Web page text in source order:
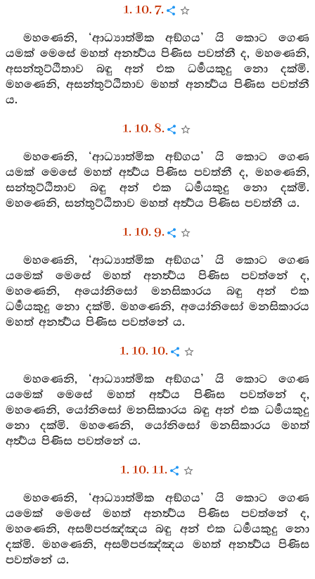
1. 10. 7.
මහණෙනි, ‘ආධ්‍යාත්මික අඞ්ගය’ යි කොට ගෙණ
යමක් මෙසේ මහත් අනර්‍ත්‍ථය පිණිස පවත්නී ද, මහණෙනි,
අසන්තුට්ඨිතාව බඳු අන් එක ධර්‍මයකුදු නො දක්මි.
මහණෙනි, අසන්තුට්ඨිතාව මහත් අනර්‍ත්‍ථය පිණිස පවත්නී
ය.
1. 10. 8.
මහණෙනි, ‘ආධ්‍යාත්මික අඞ්ගය’ යි කොට ගෙණ
යමක් මෙසේ මහත් අර්‍ත්‍ථය පිණිස පවත්නී ද, මහණෙනි,
සන්තුට්ඨිතාව බඳු අන් එක ධර්‍මයකුදු නො දක්මි.
මහණෙනි, සන්තුට්ඨිතාව මහත් අර්‍ත්‍ථය පිණිස පවත්නී ය.
1. 10. 9.
මහණෙනි, ‘ආධ්‍යාත්මික අඞ්ගය’ යි කොට ගෙණ
යමෙක් මෙසේ මහත් අනර්‍ත්‍ථය පිණිස පවත්නේ ද,
මහණෙනි, අයෝනිසෝ මනසිකාරය බඳු අන් එක
ධර්‍මයකුදු නො දක්මි. මහණෙනි, අයෝනිසෝ මනසිකාරය
මහත් අනර්‍ත්‍ථය පිණිස පවත්නේ ය.
1. 10. 10.
මහණෙනි, ‘ආධ්‍යාත්මික අඞ්ගය’ යි කොට ගෙණ
යමෙක් මෙසේ මහත් අර්‍ත්‍ථය පිණිස පවත්නේ ද,
මහණෙනි, යෝනිසෝ මනසිකාරය බඳු අන් එක ධර්‍මයකුදු
නො දක්මි. මහණෙනි, යෝනිසෝ මනසිකාරය මහත්
අර්‍ත්‍ථය පිණිස පවත්නේ ය.
1. 10. 11.
මහණෙනි, ‘ආධ්‍යාත්මික අඞ්ගය’ යි කොට ගෙණ
යමෙක් මෙසේ මහත් අනර්‍ත්‍ථය පිණිස පවත්නේ ද,
මහණෙනි, අසම්පජඤ්ඤය බඳු අන් එක ධර්‍මයකුදු නො
දක්මි. මහණෙනි, අසම්පජඤ්ඤය මහත් අනර්‍ත්‍ථය පිණිස
පවත්නේ ය.